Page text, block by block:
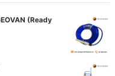
(Ready